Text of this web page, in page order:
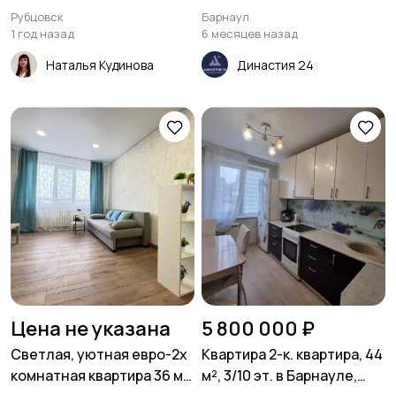
Рубцовск
1 год назад
Наталья Кудинова
77,4 м² в Барнауле
Барнаул
6 месяцев назад
Династия 24
Цена не указана
Светлая, уютная евро-2х
комнатная квартира 36 м²
5 800 000 ₽
Квартира 2-к. квартира, 44
м², 3/10 эт. в Барнауле,